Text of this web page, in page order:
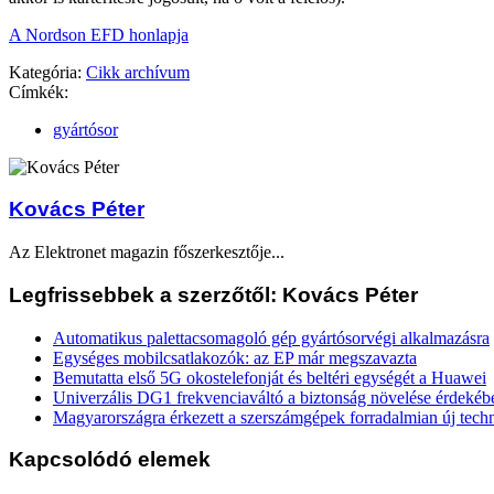
A Nordson EFD honlapja
Kategória: Cikk archívum
Címkék:
gyártósor
Kovács Péter
Az Elektronet magazin főszerkesztője...
Legfrissebbek a szerzőtől: Kovács Péter
Automatikus palettacsomagoló gép gyártósorvégi alkalmazásra
Egységes mobilcsatlakozók: az EP már megszavazta
Bemutatta első 5G okostelefonját és beltéri egységét a Huawei
Univerzális DG1 frekvenciaváltó a biztonság növelése
Magyarországra érkezett a szerszámgépek forradalmian új
Kapcsolódó elemek